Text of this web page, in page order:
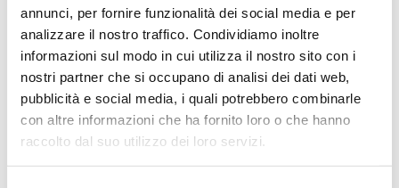
annunci, per fornire funzionalità dei social media e per
analizzare il nostro traffico. Condividiamo inoltre
informazioni sul modo in cui utilizza il nostro sito con i
nostri partner che si occupano di analisi dei dati web,
pubblicità e social media, i quali potrebbero combinarle
con altre informazioni che ha fornito loro o che hanno
raccolto dal suo utilizzo dei loro servizi.
Commento*